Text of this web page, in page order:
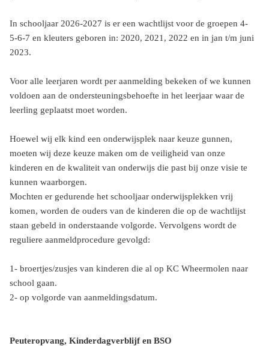
In schooljaar 2026-2027 is er een wachtlijst voor de groepen 4-
5-6-7 en kleuters geboren in: 2020, 2021, 2022 en in jan t/m juni
2023.
Voor alle leerjaren wordt per aanmelding bekeken of we kunnen
voldoen aan de ondersteuningsbehoefte in het leerjaar waar de
leerling geplaatst moet worden.
Hoewel wij elk kind een onderwijsplek naar keuze gunnen,
moeten wij deze keuze maken om de veiligheid van onze
kinderen en de kwaliteit van onderwijs die past bij onze visie te
kunnen waarborgen.
Mochten er gedurende het schooljaar onderwijsplekken vrij
komen, worden de ouders van de kinderen die op de wachtlijst
staan gebeld in onderstaande volgorde. Vervolgens wordt de
reguliere aanmeldprocedure gevolgd:
1- broertjes/zusjes van kinderen die al op KC Wheermolen naar
school gaan.
2- op volgorde van aanmeldingsdatum.
Peuteropvang, Kinderdagverblijf en BSO